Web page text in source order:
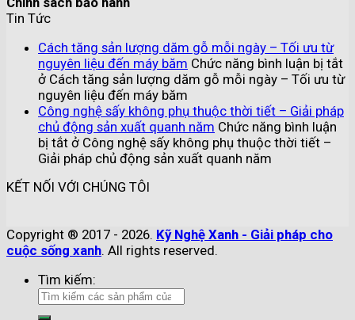
Tin Tức
Cách tăng sản lượng dăm gỗ mỗi ngày – Tối ưu từ
nguyên liệu đến máy băm Chức năng bình luận bị tắt
ở Cách tăng sản lượng dăm gỗ mỗi ngày – Tối ưu từ
nguyên liệu đến máy băm
Công nghệ sấy không phụ thuộc thời tiết – Giải pháp
chủ động sản xuất quanh năm Chức năng bình luận
bị tắt ở Công nghệ sấy không phụ thuộc thời tiết –
Giải pháp chủ động sản xuất quanh năm
KẾT NỐI VỚI CHÚNG TÔI
Copyright ® 2017 - 2026. Kỹ Nghệ Xanh - Giải pháp cho
cuộc sống xanh. All rights reserved.
Tìm kiếm: